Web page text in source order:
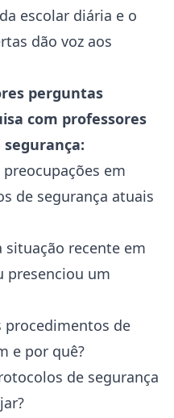
escolar diária e o
dão voz aos
perguntas
com professores
em
de segurança atuais
situação recente em
presenciou um
procedimentos de
e por quê?
de segurança